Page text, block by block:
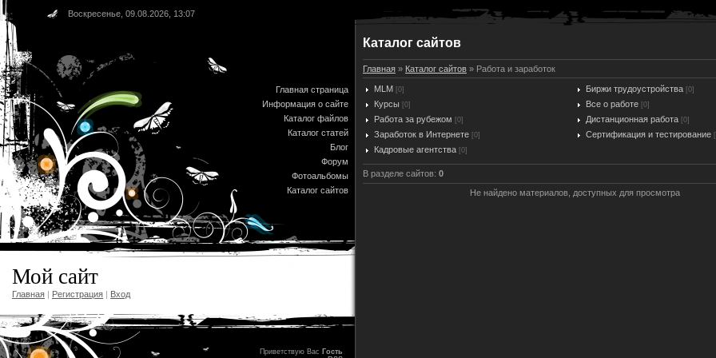
Воскресенье, 09.08.2026, 13:07
Главная страница
Информация о сайте
Каталог файлов
Каталог статей
Блог
Форум
Фотоальбомы
Каталог сайтов
Мой сайт
Главная | Регистрация | Вход
Приветствую Вас Гость
Каталог сайтов
Главная » Каталог сайтов » Работа и заработок
MLM [0] Биржи трудоустройства [0]
Курсы [0] Все о работе [0]
Работа за рубежом [0] Дистанционная работа [0]
Заработок в Интернете [0] Сертификация и тестирование
Кадровые агентства [0]
В разделе сайтов: 0
Не найдено материалов, доступных для просмотра